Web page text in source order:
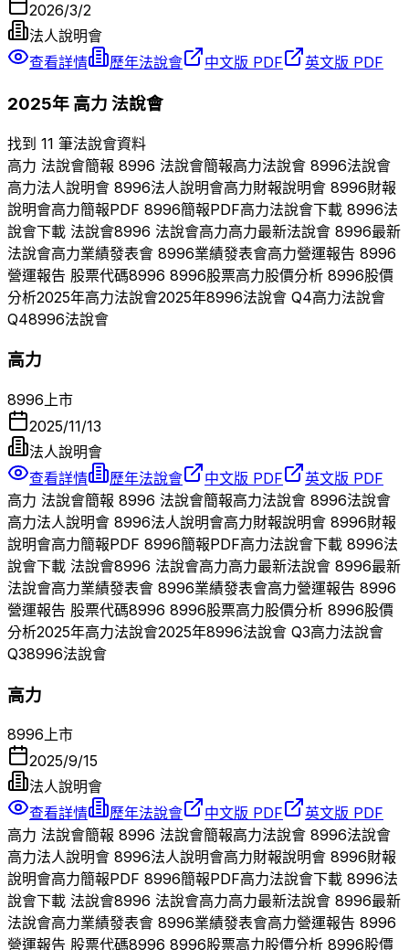
2026/3/2
法人說明會
查看詳情
歷年法說會 中文版 PDF 英文版 PDF
2025年 高力 法說會
找到 11 筆法說會資料
高力 法說會簡報 8996 法說會簡報高力法說會 8996法說會
高力法人說明會 8996法人說明會高力財報說明會 8996財報
說明會高力簡報PDF 8996簡報PDF高力法說會下載 8996法
說會下載 法說會8996 法說會高力高力最新法說會 8996最新
法說會高力業績發表會 8996業績發表會高力營運報告 8996
營運報告 股票代碼8996 8996股票高力股價分析 8996股價
分析2025年高力法說會2025年8996法說會 Q4高力法說會
Q48996法說會
高力
8996 上市
2025/11/13
法人說明會
查看詳情
歷年法說會 中文版 PDF
英文版 PDF
高力 法說會簡報 8996 法說會簡報高力法說會 8996法說會
高力法人說明會 8996法人說明會高力財報說明會 8996財報
說明會高力簡報PDF 8996簡報PDF高力法說會下載 8996法
說會下載 法說會8996 法說會高力高力最新法說會 8996最新
法說會高力業績發表會 8996業績發表會高力營運報告 8996
營運報告 股票代碼8996 8996股票高力股價分析 8996股價
分析2025年高力法說會2025年8996法說會 Q3高力法說會
Q38996法說會
高力
8996上市
2025/9/15
法人說明會
查看詳情
歷年法說會 中文版 PDF
英文版 PDF
高力 法說會簡報 8996 法說會簡報高力法說會 8996法說會
高力法人說明會 8996法人說明會高力財報說明會 8996財報
說明會高力簡報PDF 8996簡報PDF高力法說會下載 8996法
說會下載 法說會8996 法說會高力高力最新法說會 8996最新
法說會高力業績發表會 8996業績發表會高力營運報告 8996
營運報告 股票代碼8996 8996股票高力股價分析 8996股價